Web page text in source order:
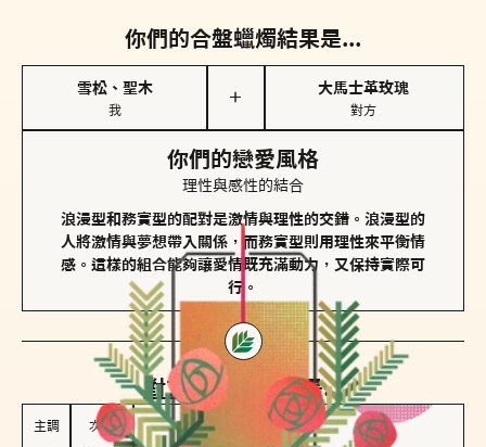
你們的合盤蠟燭結果是...
雪松、聖木
我
＋
大馬士革玫瑰
對方
你們的戀愛風格
理性與感性的結合
浪漫型和務實型的配對是激情與理性的交錯。浪漫型的
人將激情與夢想帶入關係，而務實型則用理性來平衡情
感。這樣的組合能夠讓愛情既充滿動力，又保持實際可
行。
對方的主調蠟燭是...
主調 次調